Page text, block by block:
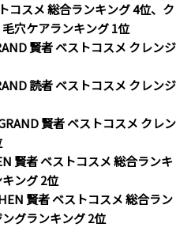
コスメ 総合ランキング 4位、ク
穴ケアランキング 1位
賢者 ベストコスメ クレンジ
読者 ベストコスメ クレンジ
賢者 ベストコスメ クレン
賢者 ベストコスメ 総合ランキ
ング 2位
賢者 ベストコスメ 総合ラン
グランキング 2位